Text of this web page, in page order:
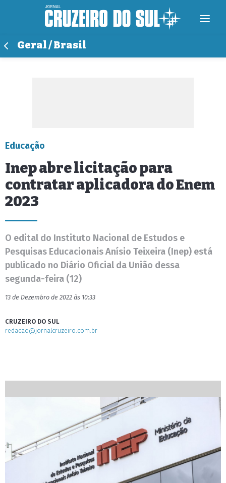
Geral / Brasil
Educação
Inep abre licitação para
contratar aplicadora do Enem
2023
O edital do Instituto Nacional de Estudos e
Pesquisas Educacionais Anísio Teixeira (Inep) está
publicado no Diário Oficial da União dessa
segunda-feira (12)
13 de Dezembro de 2022 às 10:33
CRUZEIRO DO SUL
redacao@jornalcruzeiro.com.br